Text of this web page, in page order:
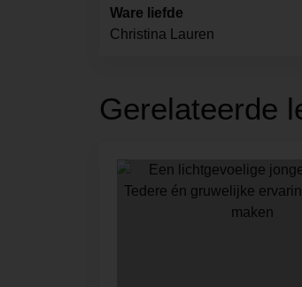
Ware liefde
Christina Lauren
Gerelateerde